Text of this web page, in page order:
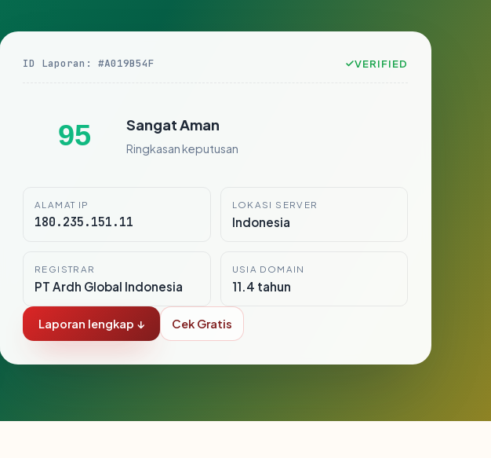
ID Laporan: #A019B54F VERIFIED
95 Sangat Aman
Ringkasan keputusan
ALAMAT IP
180.235.151.11
LOKASI SERVER
Indonesia
REGISTRAR
PT Ardh Global Indonesia
USIA DOMAIN
11.4 tahun
Laporan lengkap ↓ Cek Gratis